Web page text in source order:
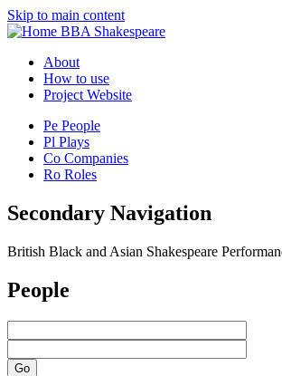
Skip to main content
BBA Shakespeare
About
How to use
Project Website
Pe People
Pl Plays
Co Companies
Ro Roles
Secondary Navigation
British Black and Asian Shakespeare
People
Go